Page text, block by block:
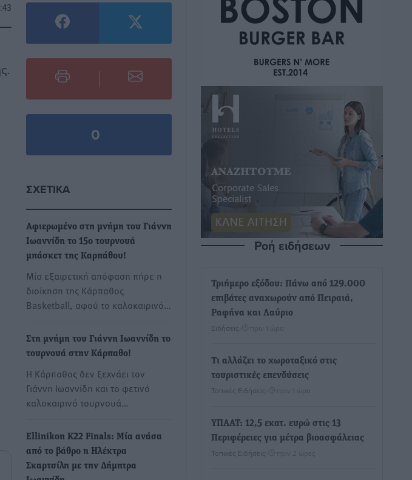
0
ΣΧΕΤΙΚΆ
Αφιερωμένο στη μνήμη του Γιάννη
Ιωαννίδη το 15ο τουρνουά
μπάσκετ της Καρπάθου!
Μία εξαιρετική απόφαση πήρε η
διοίκηση της Κάρπαθος
Basketball, αφού το καλοκαιρινό…
Στη μνήμη του Γιάννη Ιωαννίδη το
τουρνουά στην Κάρπαθο!
Η Κάρπαθος δεν ξεχνάει τον
Γιάννη Ιωαννίδη και το φετινό
καλοκαιρινό τουρνουά…
Ellinikon K22 Finals: Μία ανάσα
από το βάθρο η Ηλέκτρα
Σκαρτσίλη με την Δήμητρα
Ροή ειδήσεων
Τριήμερο εξόδου: Πάνω από 129.000
επιβάτες αναχωρούν από Πειραιά,
Ραφήνα και Λαύριο
Ειδήσεις πριν 1 ώρα
Τι αλλάζει το χωροταξικό στις
τουριστικές επενδύσεις
Τοπικές Ειδήσεις πριν 1 ώρα
ΥΠΑΑΤ: 12,5 εκατ. ευρώ στις 13
Περιφέρειες για μέτρα βιοασφάλειας
Τοπικές Ειδήσεις πριν 2 ώρες